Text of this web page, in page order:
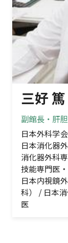
三好 篤
副館長・肝
日本外科学
日本消化器
消化器外科
技能専門医
日本内視鏡
科） / 日本
医